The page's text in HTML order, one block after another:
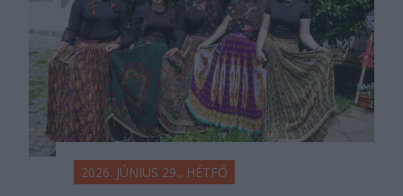
2026. JÚNIUS 29., HÉTFŐ